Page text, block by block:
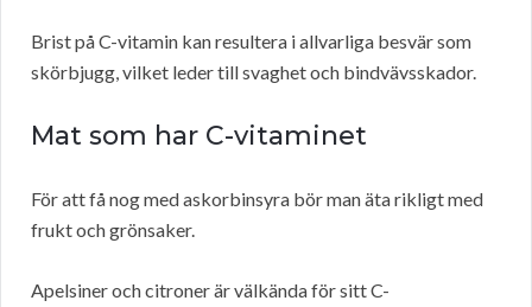
Brist på C-vitamin kan resultera i allvarliga besvär som
skörbjugg, vilket leder till svaghet och bindvävsskador.
Mat som har C-vitaminet
För att få nog med askorbinsyra bör man äta rikligt med
frukt och grönsaker.
Apelsiner och citroner är välkända för sitt C-